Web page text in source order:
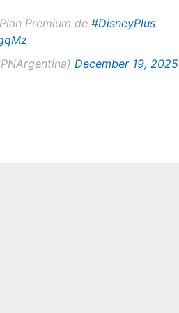
Premium de #DisneyPlus
December 19, 2025